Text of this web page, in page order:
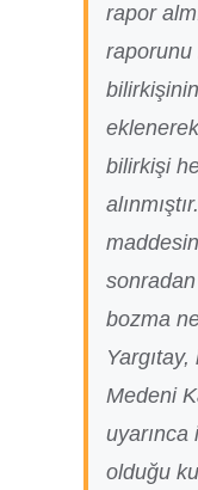
rapor
raporunu
bilirkişi
bozma
Medeni
uyarınca
olduğu